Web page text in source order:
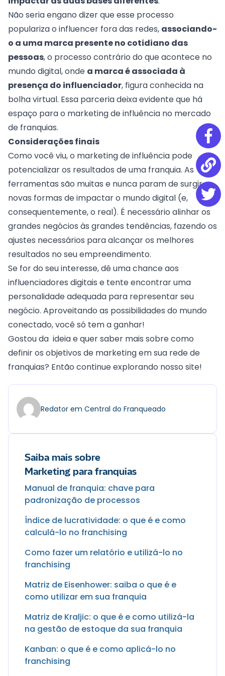
Não seria engano dizer que esse processo
populariza o influencer fora das redes, associando-
o a uma marca presente no cotidiano das
pessoas, o processo contrário do que acontece no
mundo digital, onde a marca é associada à
presença do influenciador, figura conhecida na
bolha virtual. Essa parceria deixa evidenteque há
espaço para o marketing de influência no mercado
de franquias.
Considerações finais
Como você viu, o marketing de influência pode
potencializar os resultados de uma franquia. As
ferramentas são muitas e nunca param de surgir
novas formas de impactar o mundo digital (e,
consequentemente, o real). É necessário alinhar os
grandes negócios às grandes tendências, fazendo os
ajustes necessários para alcançar os melhores
resultados no seu empreendimento.
Se for do seu interesse, dê uma chance aos
influenciadores digitais e tente encontrar uma
personalidade adequada para representar seu
negócio. Aproveitando as possibilidades do mundo
conectado, você só tem a ganhar!
Gostou da ideia e quer saber mais sobrecomo
definir os objetivos de marketing em sua rede de
franquias? Então continue explorando nosso site!
Redator em Central do Franqueado
Saiba mais sobre
Marketing para franquias
Manual de franquia: chave para
padronização de processos
Índice de lucratividade: o que é e como
calculá-lo no franchising
Como fazer um relatório e utilizá-lo no
franchising
Matriz de Eisenhower: saiba o que é e
como utilizar em sua franquia
Matriz de Kraljic: o que é e como utilizá-la
na gestão de estoque da sua franquia
Kanban: o que é e como aplicá-lo no
franchising